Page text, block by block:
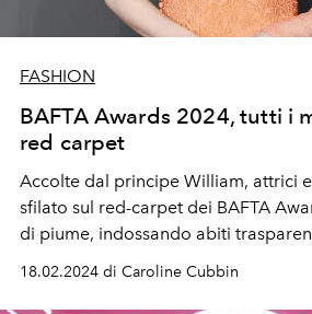
FASHION
BAFTA Awards 2024, tutti i
red carpet
Accolte dal principe William, attrici
sfilato sul red-carpet dei BAFTA
di piume, indossando abiti
realizzati su misura...
18.02.2024 di Caroline Cubbin